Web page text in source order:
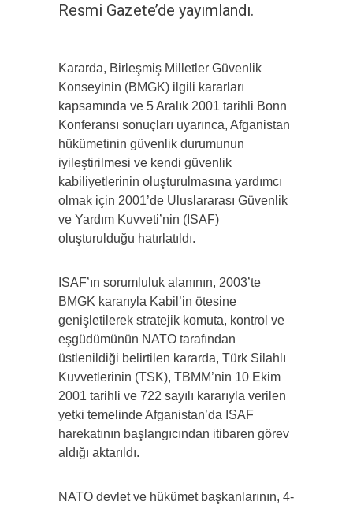
Resmi Gazete’de yayımlandı.
Kararda, Birleşmiş Milletler Güvenlik
Konseyinin (BMGK) ilgili kararları
kapsamında ve 5 Aralık 2001 tarihli Bonn
Konferansı sonuçları uyarınca, Afganistan
hükümetinin güvenlik durumunun
iyileştirilmesi ve kendi güvenlik
kabiliyetlerinin oluşturulmasına yardımcı
olmak için 2001’de Uluslararası Güvenlik
ve Yardım Kuvveti’nin (ISAF)
oluşturulduğu hatırlatıldı.
ISAF’ın sorumluluk alanının, 2003’te
BMGK kararıyla Kabil’in ötesine
genişletilerek stratejik komuta, kontrol ve
eşgüdümünün NATO tarafından
üstlenildiği belirtilen kararda, Türk Silahlı
Kuvvetlerinin (TSK), TBMM’nin 10 Ekim
2001 tarihli ve 722 sayılı kararıyla verilen
yetki temelinde Afganistan’da ISAF
harekatının başlangıcından itibaren görev
aldığı aktarıldı.
NATO devlet ve hükümet başkanlarının, 4-